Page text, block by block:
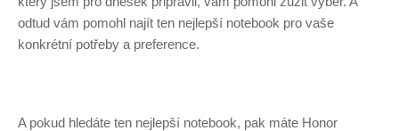
odtud vám pomohl najít ten nejlepší notebook pro vaše
konkrétní potřeby a preference.
A pokud hledáte ten nejlepší notebook, pak máte Honor